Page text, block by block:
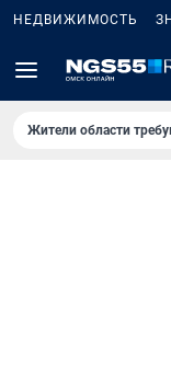
НЕДВИЖИМОСТЬ
Жители области